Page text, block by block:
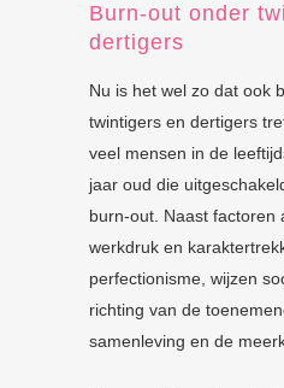
Burn-out onder
dertigers
Nu is het wel zo dat ook
twintigers en dertigers
veel mensen in de
jaar oud die
burn-out. Naast factoren
werkdruk en
perfectionisme, wijzen
richting van de
samenleving en de